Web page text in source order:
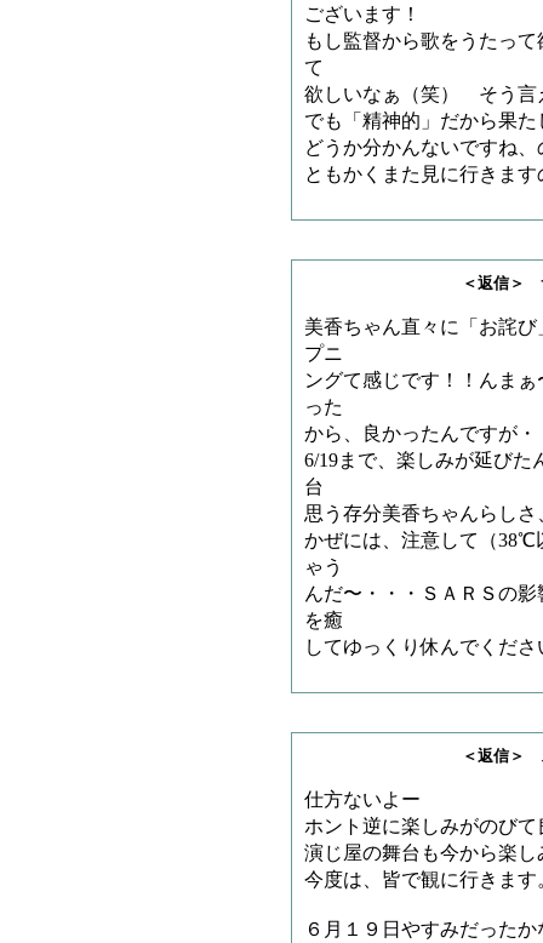
ございます！
もし監督から歌をうたっ
て
欲しいなぁ（笑） そう言
でも「精神的」だから果
どうか分かんないですね
ともかくまた見に行きま
＜返信＞ サメチャ
美香ちゃん直々に「お詫
プニ
ングて感じです！！んま
った
から、良かったんですが
6/19まで、楽しみが延び
台
思う存分美香ちゃんらし
かぜには、注意して（38℃
ゃう
んだ〜・・・ＳＡＲＳの
を癒
してゆっくり休んでくださ
＜返信＞ スペツナ
仕方ないよー
ホント逆に楽しみがのび
演じ屋の舞台も今から楽
今度は、皆で観に行きま
６月１９日やすみだったか